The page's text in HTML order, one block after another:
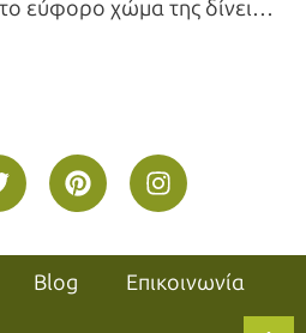
εύφορο χώμα της δίνει
Blog Επικοινωνία